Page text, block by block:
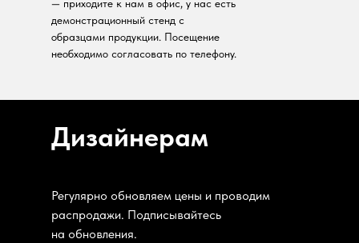
— приходите к нам в офис, у нас есть
демонстрационный стенд с
образцами продукции. Посещение
необходимо согласовать по телефону.
Дизайнерам
Регулярно обновляем цены и проводим
распродажи. Подписывайтесь
на обновления.